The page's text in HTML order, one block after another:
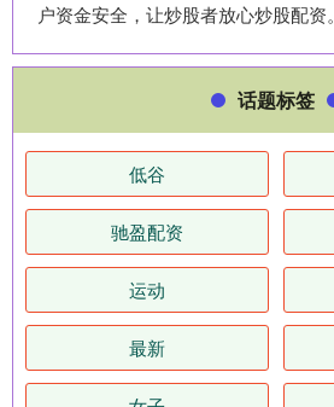
户资金安全，让炒股者放心炒股配资。
话题标签
低谷
驰盈配资
运动
最新